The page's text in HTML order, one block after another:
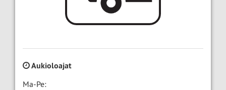
Aukioloajat
Ma-Pe: